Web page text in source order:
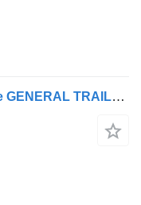
Semi-remorque citerne alimentaire GENERAL TRAILERS - 2003 (31323